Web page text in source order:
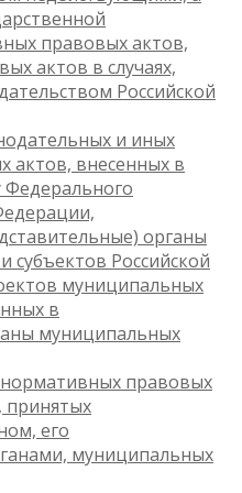
правовых актов,
актов в случаях,
Российской
и иных
актов, внесенных в
Федерального
органы
субъектов Российской
муниципальных
в
муниципальных
правовых
принятых
его
муниципальных